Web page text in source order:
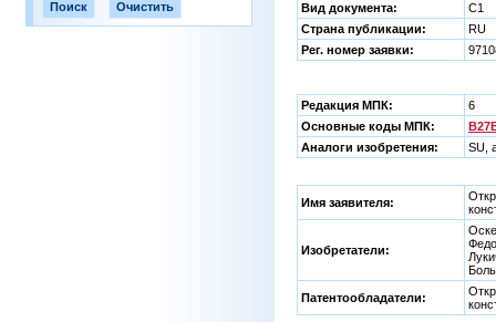
Вид документа:
C1
Страна публикации:
RU
Рег. номер заявки:
Редакция МПК:
6
Основные коды МПК:
Аналоги изобретения:
SU,
Имя заявителя:
Изобретатели:
Патентообладатели: